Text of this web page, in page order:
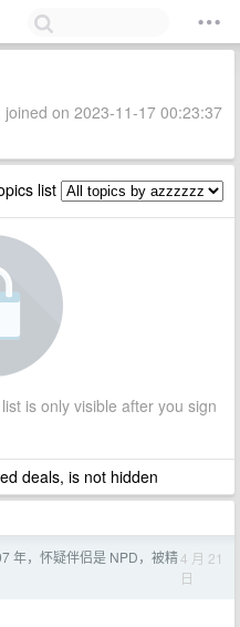
on 2023-11-17 00:23:37
list
is only visible after you sign
deals, is not hidden
年，怀疑伴侣是 NPD，被精4 月 21
日